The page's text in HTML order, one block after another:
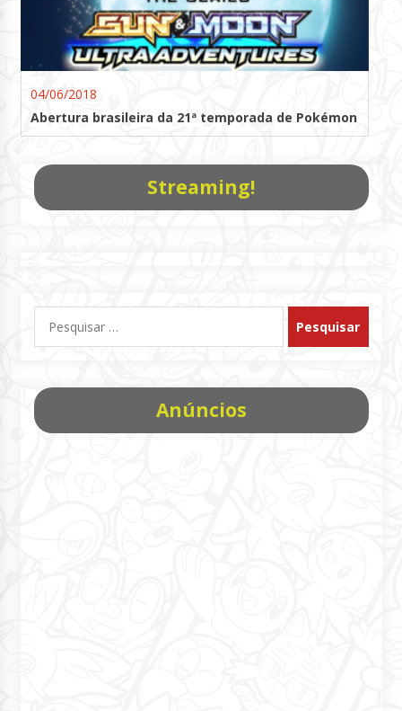
04/06/2018
Abertura brasileira da 21ª temporada de Pokémon
Streaming!
por:
Anúncios